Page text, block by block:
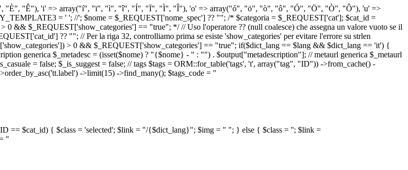
"È", "Ê"), 'i' => array("í", "ï", "ì", "î", "Í", "Ï", "Ì", "Î"), 'o' => array("ó", "ö", "ò", "ô", "Ó", "Ö", "Ò", "Ô"), 'u' =>
= ' '; //'; $nome = $_REQUEST['nome_spec'] ?? ""; /* $categoria = $_REQUEST['cat']; $cat_id =
&& $_REQUEST['show_categories'] == "true"; */ // Uso l'operatore ?? (null coalesce) che assegna un valore vuoto se il
?? ""; // Per la riga 32, controlliamo prima se esiste 'show_categories' per evitare l'errore su strlen
> 0 && $_REQUEST['show_categories'] == "true"; if($dict_lang == $lang && $dict_lang == 'it') {
generica $_metadesc = (isset($nome) ? "{$nome} - " : "") . $output["metadescription"]; // metaurl generica $_metaurl
= false; $_is_suggest = false; // tags $tags = ORM::for_table('tags', 't', array("tag", "ID")) ->from_cache() -
->limit(15) ->find_many(); $tags_code = "
== $cat_id) { $class = 'selected'; $link = "/{$dict_lang}"; $img = " "; } else { $class = ''; $link =
"